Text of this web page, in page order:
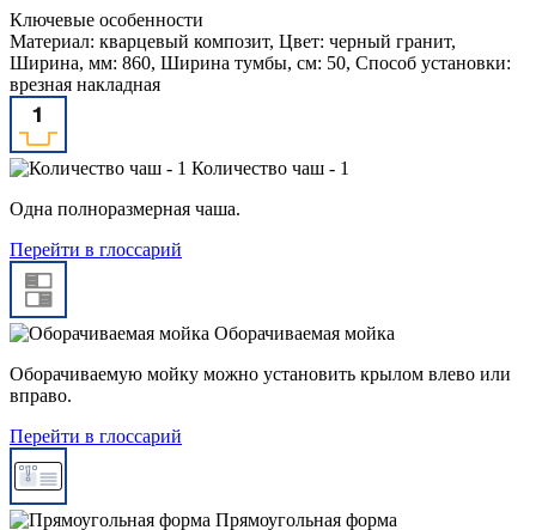
Ключевые особенности
Материал: кварцевый композит, Цвет: черный гранит,
Ширина, мм: 860, Ширина тумбы, см: 50, Способ установки:
врезная накладная
Количество чаш - 1
Одна полноразмерная чаша.
Перейти в глоссарий
Оборачиваемая мойка
Оборачиваемую мойку можно установить крылом влево или
вправо.
Перейти в глоссарий
Прямоугольная форма